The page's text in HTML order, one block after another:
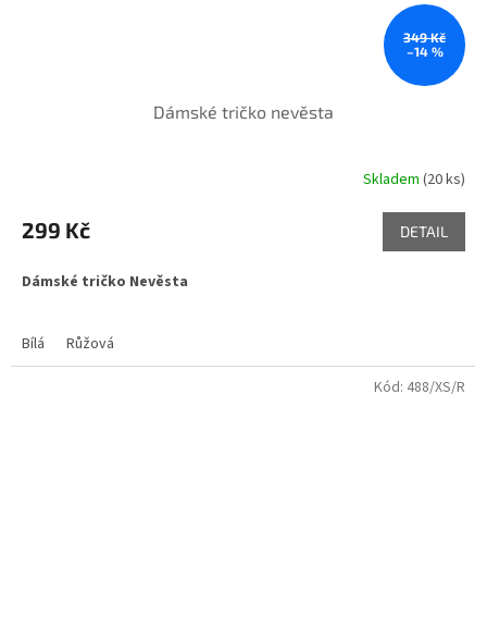
349 Kč
–14 %
Dámské tričko nevěsta
Skladem (20 ks)
299 Kč DETAIL
Dámské tričko Nevěsta
Bílá Růžová
Kód: 488/XS/R